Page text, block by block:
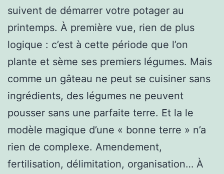
suivent de démarrer votre potager au
printemps. À première vue, rien de plus
logique : c’est à cette période que l’on
plante et sème ses premiers légumes. Mais
comme un gâteau ne peut se cuisiner sans
ingrédients, des légumes ne peuvent
pousser sans une parfaite terre. Et la le
modèle magique d’une « bonne terre » n’a
rien de complexe. Amendement,
fertilisation, délimitation, organisation… À